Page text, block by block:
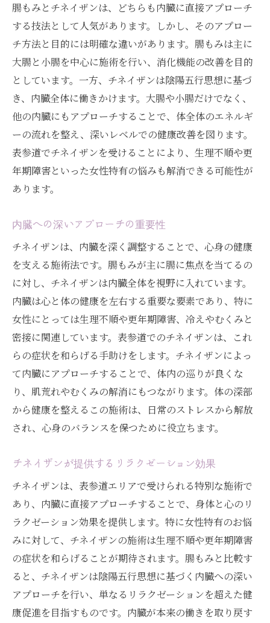
腸もみとチネイザンは、どちらも内臓に直接アプローチ
する技法として人気があります。しかし、そのアプロー
チ方法と目的には明確な違いがあります。腸もみは主に
大腸と小腸を中心に施術を行い、消化機能の改善を目的
としています。一方、チネイザンは陰陽五行思想に基づ
き、内臓全体に働きかけます。大腸や小腸だけでなく、
他の内臓にもアプローチすることで、体全体のエネルギ
ーの流れを整え、深いレベルでの健康改善を図ります。
表参道でチネイザンを受けることにより、生理不順や更
年期障害といった女性特有の悩みも解消できる可能性が
あります。
内臓への深いアプローチの重要性
チネイザンは、内臓を深く調整することで、心身の健康
を支える施術法です。腸もみが主に腸に焦点を当てるの
に対し、チネイザンは内臓全体を視野に入れています。
内臓は心と体の健康を左右する重要な要素であり、特に
女性にとっては生理不順や更年期障害、冷えやむくみと
密接に関連しています。表参道でのチネイザンは、これ
らの症状を和らげる手助けをします。チネイザンによっ
て内臓にアプローチすることで、体内の巡りが良くな
り、肌荒れやむくみの解消にもつながります。体の深部
から健康を整えるこの施術は、日常のストレスから解放
され、心身のバランスを保つために役立ちます。
チネイザンが提供するリラクゼーション効果
チネイザンは、表参道エリアで受けられる特別な施術で
あり、内臓に直接アプローチすることで、身体と心のリ
ラクゼーション効果を提供します。特に女性特有のお悩
みに対して、チネイザンの施術は生理不順や更年期障害
の症状を和らげることが期待されます。腸もみと比較す
ると、チネイザンは陰陽五行思想に基づく内臓への深い
アプローチを行い、単なるリラクゼーションを超えた健
康促進を目指すものです。内臓が本来の働きを取り戻す